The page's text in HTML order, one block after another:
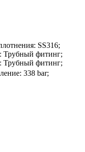
SS316;
Трубный фитинг;
Трубный фитинг;
338 bar;